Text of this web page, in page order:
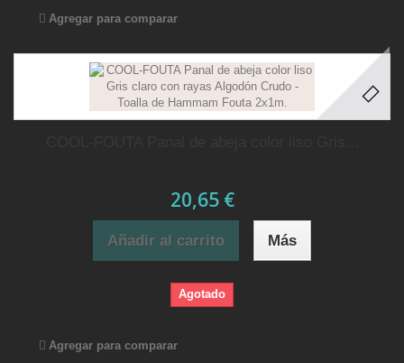
Agregar para comparar
20,65 €
Añadir al carrito Más
Agotado
Agregar para comparar